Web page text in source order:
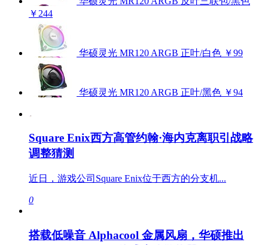
￥244
华硕灵光 MR120 ARGB 正叶/白色 ￥99
华硕灵光 MR120 ARGB 正叶/黑色 ￥94
Square Enix西方高管约翰·海内克离职引战略
调整猜测
近日，游戏公司Square Enix位于西方的分支机...
0
搭载低噪音 Alphacool 金属风扇，华硕推出